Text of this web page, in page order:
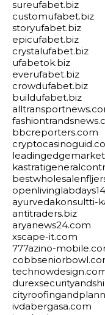
sureufabet.biz
customufabet.biz
storyufabet.biz
epicufabet.biz
crystalufabet.biz
ufabetok.biz
everufabet.biz
crowdufabet.biz
buildufabet.biz
bbcreporters.com
ayurvedakonsultti-
antitraders.biz
aryanews24.com
xscape-it.com
777azino-
ivdabergasa.com